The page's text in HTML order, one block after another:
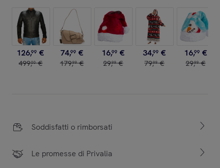
126,99 €
499,00 €
74,99 €
179,99 €
16,99 €
29,99 €
34,99 €
79,99 €
16,99 €
29,99 €
Soddisfatti o rimborsati
Le promesse di Privalia